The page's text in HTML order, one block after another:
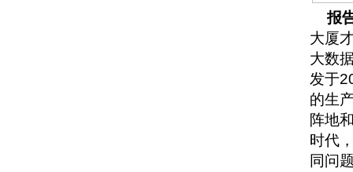
报
大厦
大数
发于
的生
阵地
时代
同问